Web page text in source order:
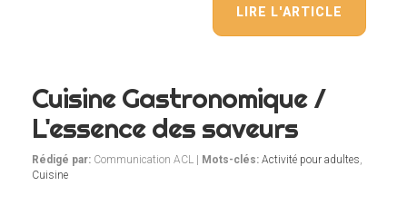
LIRE L'ARTICLE
Cuisine Gastronomique /
L'essence des saveurs
Rédigé par: Communication ACL | Mots-clés: Activité pour adultes
Cuisine